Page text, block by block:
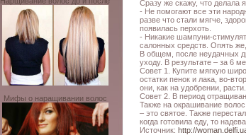
Мифы о наращивании волос
Сразу же скажу, что делала
- Не помогают все эти
разве что стали мягче,
появилась перхоть.
- Никакие шампуни-
салонных средств. Опять
В общем, после неудачных
уходу. В результате – за 6
Совет 1. Купите мягкую
остатки пенок и лака, во-
они, как на удобрении, расти.
Совет 2. В период
Также на окрашивание
– это святое. Также
когда готовила еду, то
Источник: http://